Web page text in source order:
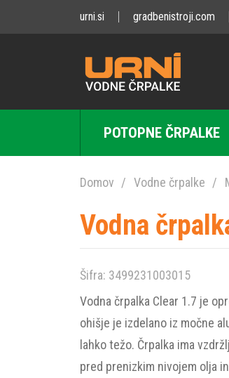
urni.si gradbenistroji.com
POTOPNE ČRPALKE
Domov Vodne črpalke
Vodna
Šifra: 3499231003015
Vodna črpalka Clear 1.7 je
ohišje je izdelano iz močne
lahko težo. Črpalka ima
pred prenizkim nivojem olja